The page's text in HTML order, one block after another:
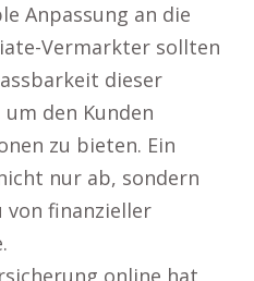
Anpassung an die
Vermarkter sollten
dieser
den Kunden
zu bieten. Ein
nur ab, sondern
von finanzieller
online hat